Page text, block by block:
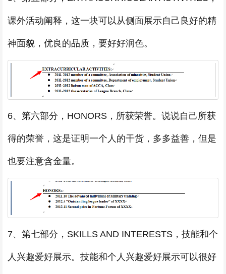
课外活动阐释，这一块可以从侧面展示自己良好的精
神面貌，优良的品质，要好好润色。
6、第六部分，HONORS，所获荣誉。说说自己所获
得的荣誉，这是证明一个人的干货，多多益善，但是
也要注意含金量。
7、第七部分，SKILLS AND INTERESTS，技能和个
人兴趣爱好展示。技能和个人兴趣爱好展示可以很好